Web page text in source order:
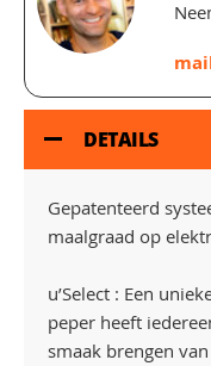
DETAILS
Gepatenteerd
maalgraad op
u’Select : Een
peper heeft
smaak brengen